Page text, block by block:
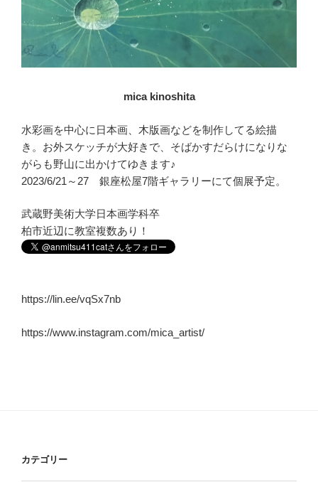
mica kinoshita
水彩画を中心に日本画、木版画などを制作してる絵描
き。お外スケッチが大好きで、そばかすだらけになりな
がらも野山に出かけてゆきます♪
2023/6/21～27 銀座松屋7階ギャラリーにて個展予定。
武蔵野美術大学日本画学科卒
柏市近辺に教室複数あり！
https://lin.ee/vqSx7nb
https://www.instagram.com/mica_artist/
カテゴリー